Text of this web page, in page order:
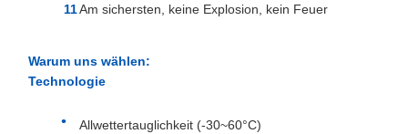
Am sichersten, keine Explosion, kein Feuer
Warum uns wählen:
Technologie
Allwettertauglichkeit (-30~60°C)